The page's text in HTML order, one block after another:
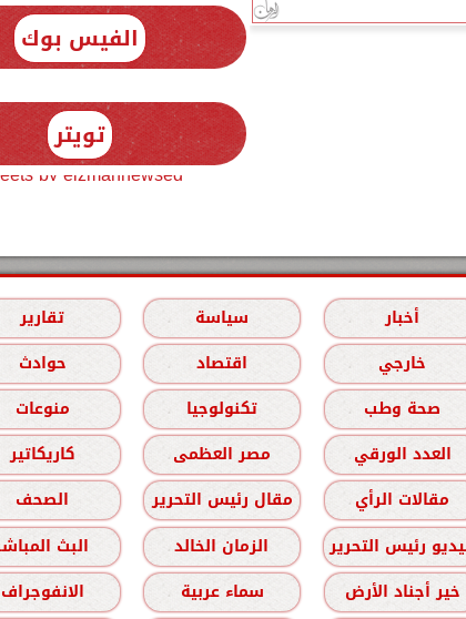
الفيس بوك
تويتر
by elzmannewseg
أخبار سياسة
تقارير
خارجي اقتصاد
حوادث
صحة وطب تكنولوجيا
منوعات
العدد الورقي مصر العظمى
كاريكاتير
مقالات الرأي مقال رئيس التحرير
الصحف
رئيس التحرير الزمان الخالد
البث
خير أجناد الأرض سماء عربية الانفوجراف